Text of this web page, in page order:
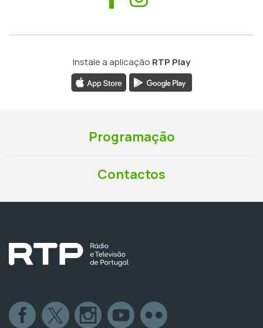
Instale a aplicação RTP Play
Programação
Contactos